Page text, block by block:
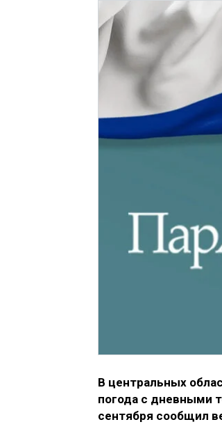
В центральных
погода с дневными
сентября сообщил